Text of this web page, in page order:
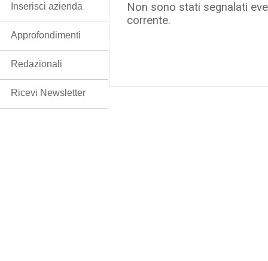
Non sono stati segnalati
corrente.
Inserisci azienda
Approfondimenti
Redazionali
Ricevi Newsletter